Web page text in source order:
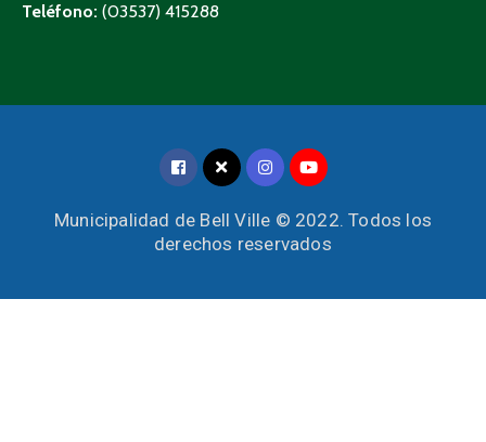
Teléfono: (03537) 415288
Municipalidad de Bell Ville © 2022. Todos los
derechos reservados